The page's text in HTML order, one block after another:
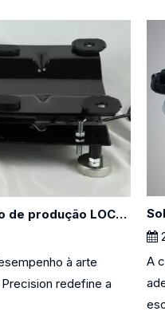
Sobre o processo de produção LOCOSC para balanças, células de carga e indicadores
à arte
redefine a
A